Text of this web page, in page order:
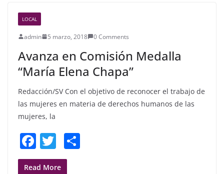
b
o
o
k
LOCAL
admin 5 marzo, 2018 0 Comments
Avanza en Comisión Medalla
“María Elena Chapa”
Redacción/SV Con el objetivo de reconocer el trabajo de
las mujeres en materia de derechos humanos de las
mujeres, la
F
a
T
w
Read More